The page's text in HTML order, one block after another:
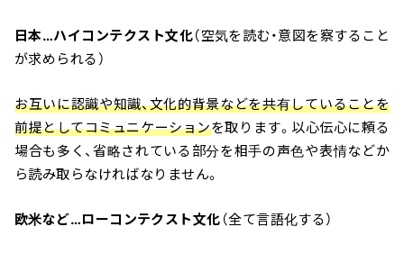
日本…ハイコンテクスト文化（空気を読む・意図を察すること
が求められる）
お互いに認識や知識、文化的背景などを共有していることを
前提としてコミュニケーションを取ります。以心伝心に頼る
場合も多く、省略されている部分を相手の声色や表情などか
ら読み取らなければなりません。
欧米など…ローコンテクスト文化 （全て言語化する）